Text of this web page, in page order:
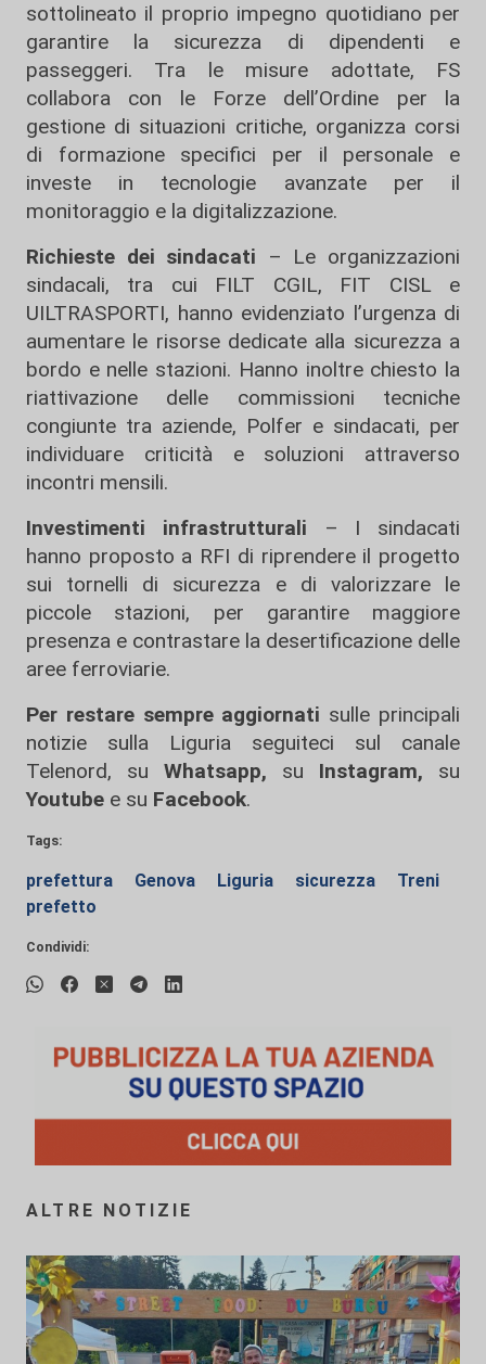
sottolineato il proprio impegno quotidiano per
garantire la sicurezza di dipendenti e
passeggeri. Tra le misure adottate, FS
collabora con le Forze dell’Ordine per la
gestione di situazioni critiche, organizza corsi
di formazione specifici per il personale e
investe in tecnologie avanzate per il
monitoraggio e la digitalizzazione.
Richieste dei sindacati – Le organizzazioni
sindacali, tra cui FILT CGIL, FIT CISL e
UILTRASPORTI, hanno evidenziato l’urgenza di
aumentare le risorse dedicate alla sicurezza a
bordo e nelle stazioni. Hanno inoltre chiesto la
riattivazione delle commissioni tecniche
congiunte tra aziende, Polfer e sindacati, per
individuare criticità e soluzioni attraverso
incontri mensili.
Investimenti infrastrutturali – I sindacati
hanno proposto a RFI di riprendere il progetto
sui tornelli di sicurezza e di valorizzare le
piccole stazioni, per garantire maggiore
presenza e contrastare la desertificazione delle
aree ferroviarie.
Per restare sempre aggiornati sulle principali
notizie sulla Liguria seguiteci sul canale
Telenord, su
Whatsapp, su Instagram, su
Youtube e su Facebook.
Tags:
prefettura Genova Liguria sicurezza
Treni
prefetto
Condividi:
ALTRE NOTIZIE